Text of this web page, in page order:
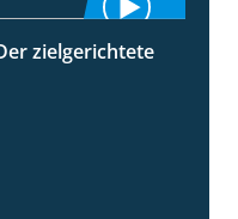
9:27
zielgerichtete